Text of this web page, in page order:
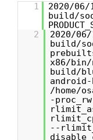
1
2020/06/
build/
2
2020/
build/
x86/
build/
/home/
-
--